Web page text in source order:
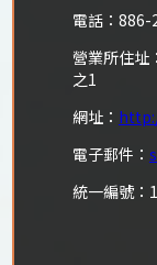
電話：
營業所住址
之1
網址：
電子郵件：
統一編號：